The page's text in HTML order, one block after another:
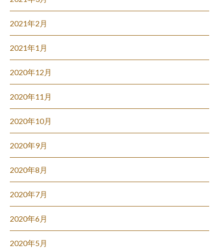
2021年2月
2021年1月
2020年12月
2020年11月
2020年10月
2020年9月
2020年8月
2020年7月
2020年6月
2020年5月